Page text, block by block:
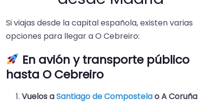
Si viajas desde la capital española, existen varias
opciones para llegar a O Cebreiro:
En avión y transporte público
hasta O Cebreiro
Vuelos aSantiago de Compostelao A Coruña